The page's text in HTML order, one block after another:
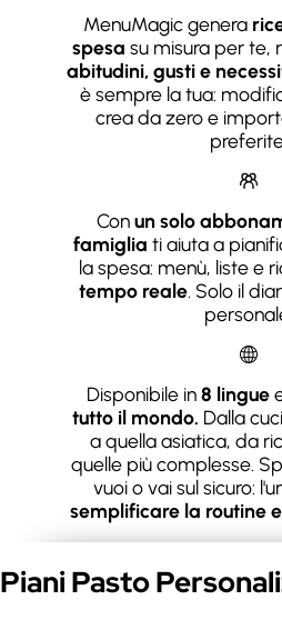
MenuMagic genera
spesa su misura per te,
abitudini, gusti e
è sempre la tua:
crea da zero e
Conun solo
famiglia ti aiuta a
la spesa: menù, liste e
tempo reale . Solo il
Disponibile in8 lingue
tutto il mondo. Dalla
a quella asiatica, da
quelle più complesse.
vuoi o vai sul sicuro:
semplificare la routine
Piani Pasto